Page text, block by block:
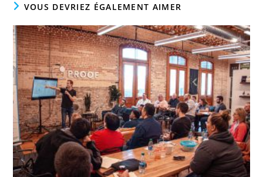
VOUS DEVRIEZ ÉGALEMENT AIMER